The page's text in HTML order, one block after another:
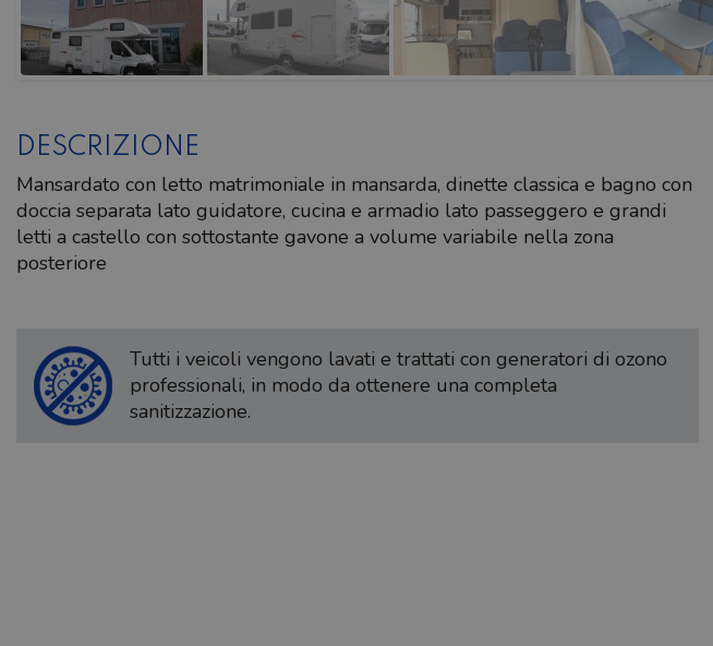
DESCRIZIONE
Mansardato con letto matrimoniale in mansarda, dinette classica e bagno con
doccia separata lato guidatore, cucina e armadio lato passeggero e grandi
letti a castello con sottostante gavone a volume variabile nella zona
posteriore
Tutti i veicoli vengono lavati e trattati con generatori di ozono
professionali, in modo da ottenere una completa
sanitizzazione.